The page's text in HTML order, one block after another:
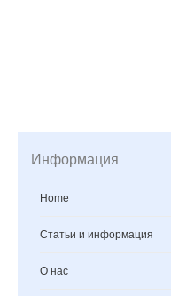
Информация
Home
Статьи и информация
О нас